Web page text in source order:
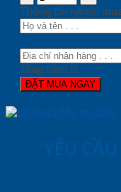
Thông tin người
Tổng tiền: 0
ĐẶT MUA NGAY
YÊU